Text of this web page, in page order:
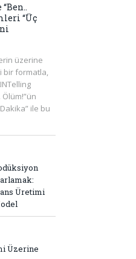
“Üç
üzerine
bir formatla,
ile bu
Üretimi
Üzerine